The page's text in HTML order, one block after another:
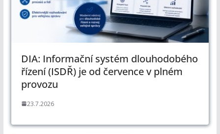
DIA: Informační systém dlouhodobého
řízení (ISDŘ) je od července v plném
provozu
23.7.2026